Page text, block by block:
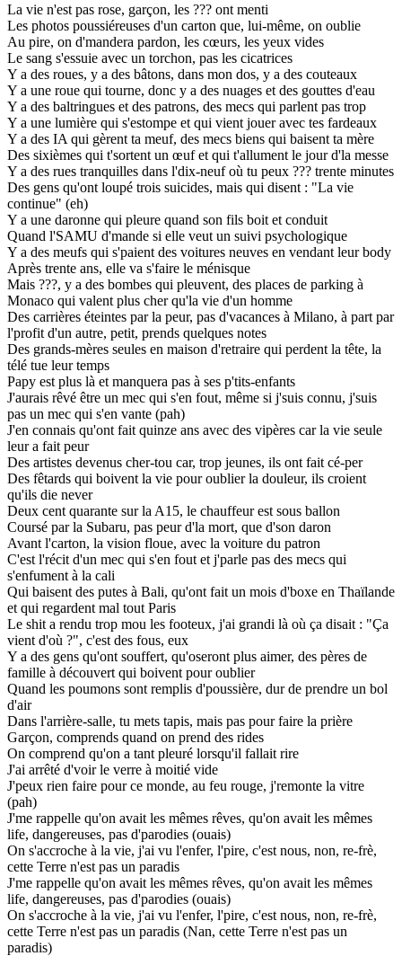
La vie n'est pas rose, garçon, les ??? ont menti
Les photos poussiéreuses d'un carton que, lui-même, on oublie
Au pire, on d'mandera pardon, les cœurs, les yeux vides
Le sang s'essuie avec un torchon, pas les cicatrices
Y a des roues, y a des bâtons, dans mon dos, y a des couteaux
Y a une roue qui tourne, donc y a des nuages et des gouttes d'eau
Y a des baltringues et des patrons, des mecs qui parlent pas trop
Y a une lumière qui s'estompe et qui vient jouer avec tes fardeaux
Y a des IA qui gèrent ta meuf, des mecs biens qui baisent ta mère
Des sixièmes qui t'sortent un œuf et qui t'allument le jour d'la messe
Y a des rues tranquilles dans l'dix-neuf où tu peux ??? trente minutes
Des gens qu'ont loupé trois suicides, mais qui disent : "La vie
continue" (eh)
Y a une daronne qui pleure quand son fils boit et conduit
Quand l'SAMU d'mande si elle veut un suivi psychologique
Y a des meufs qui s'paient des voitures neuves en vendant leur body
Après trente ans, elle va s'faire le ménisque
Mais ???, y a des bombes qui pleuvent, des places de parking à
Monaco qui valent plus cher qu'la vie d'un homme
Des carrières éteintes par la peur, pas d'vacances à Milano, à part par
l'profit d'un autre, petit, prends quelques notes
Des grands-mères seules en maison d'retraire qui perdent la tête, la
télé tue leur temps
Papy est plus là et manquera pas à ses p'tits-enfants
J'aurais rêvé être un mec qui s'en fout, même si j'suis connu, j'suis
pas un mec qui s'en vante (pah)
J'en connais qu'ont fait quinze ans avec des vipères car la vie seule
leur a fait peur
Des artistes devenus cher-tou car, trop jeunes, ils ont fait cé-per
Des fêtards qui boivent la vie pour oublier la douleur, ils croient
qu'ils die never
Deux cent quarante sur la A15, le chauffeur est sous ballon
Coursé par la Subaru, pas peur d'la mort, que d'son daron
Avant l'carton, la vision floue, avec la voiture du patron
C'est l'récit d'un mec qui s'en fout et j'parle pas des mecs qui
s'enfument à la cali
Qui baisent des putes à Bali, qu'ont fait un mois d'boxe en Thaïlande
et qui regardent mal tout Paris
Le shit a rendu trop mou les footeux, j'ai grandi là où ça disait : "Ça
vient d'où ?", c'est des fous, eux
Y a des gens qu'ont souffert, qu'oseront plus aimer, des pères de
famille à découvert qui boivent pour oublier
Quand les poumons sont remplis d'poussière, dur de prendre un bol
d'air
Dans l'arrière-salle, tu mets tapis, mais pas pour faire la prière
Garçon, comprends quand on prend des rides
On comprend qu'on a tant pleuré lorsqu'il fallait rire
J'ai arrêté d'voir le verre à moitié vide
J'peux rien faire pour ce monde, au feu rouge, j'remonte la vitre
(pah)
J'me rappelle qu'on avait les mêmes rêves, qu'on avait les mêmes
life, dangereuses, pas d'parodies (ouais)
On s'accroche à la vie, j'ai vu l'enfer, l'pire, c'est nous, non, re-frè,
cette Terre n'est pas un paradis
J'me rappelle qu'on avait les mêmes rêves, qu'on avait les mêmes
life, dangereuses, pas d'parodies (ouais)
On s'accroche à la vie, j'ai vu l'enfer, l'pire, c'est nous, non, re-frè,
cette Terre n'est pas un paradis (Nan, cette Terre n'est pas un
paradis)